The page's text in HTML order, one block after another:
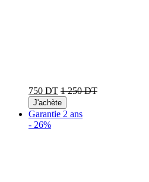
750 DT 1 250 DT
J'achète
Garantie 2 ans
- 26%